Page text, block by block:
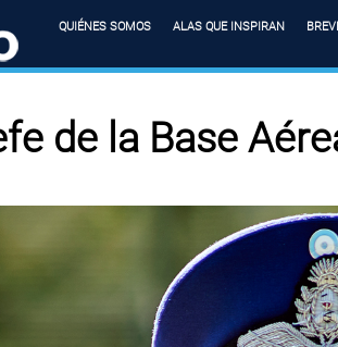
QUIÉNES SOMOS ALAS QUE INSPIRAN
de la Base